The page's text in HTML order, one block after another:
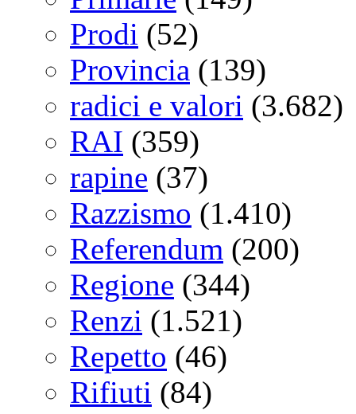
Prodi (52)
Provincia (139)
radici e valori (3.682)
RAI (359)
rapine (37)
Razzismo (1.410)
Referendum (200)
Regione (344)
Renzi (1.521)
Repetto (46)
Rifiuti (84)